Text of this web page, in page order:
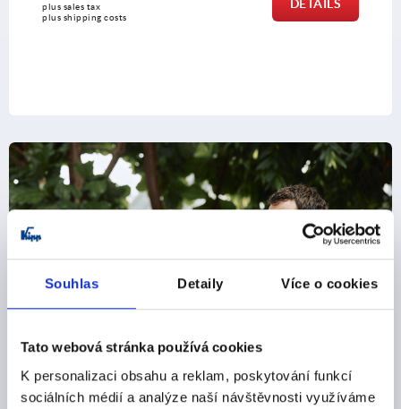
Souhlas Detaily Více o cookies
Tato webová stránka používá cookies
K personalizaci obsahu a reklam, poskytování funkcí
sociálních médií a analýze naší návštěvnosti využíváme
DETAILS
plus shipping costs